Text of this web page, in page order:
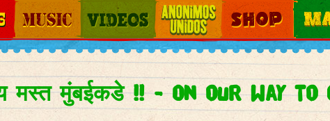
Jump to navigation
Music Otros Mundos Shop
मस्त मुंबईकडे !! - On our way to